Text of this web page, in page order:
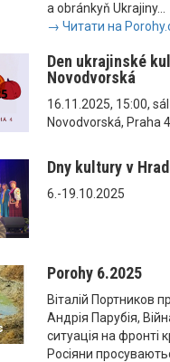
a obránkyň Ukrajiny...
→ Читати на
Den ukrajinské
Novodvorská
16.11.2025, 15:00, sál
Novodvorská, Praha 4
Dny kultury v
6.-19.10.2025
Porohy 6.2025
Віталій Портников
Андрія Парубія,
ситуація на фронті
Росіяни